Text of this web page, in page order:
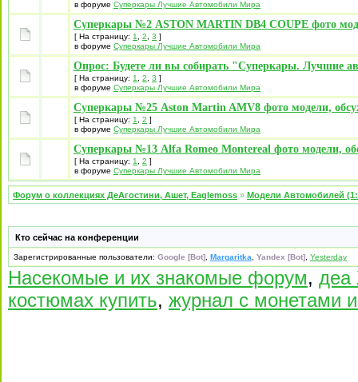
в форуме Суперкары Лучшие Автомобили Mира
Суперкары №2 ASTON MARTIN DB4 COUPE фото
[ На страницу: 1 2 3 ]
в форуме Суперкары Лучшие Автомобили Mира
Опрос: Будете ли вы собирать "Суперкары. Лучшие
[ На страницу: 1 2 3 ]
в форуме Суперкары Лучшие Автомобили Mира
Суперкары №25 Aston Martin AMV8 фото модели,
[ На страницу: 1 2 ]
в форуме Суперкары Лучшие Автомобили Mира
Суперкары №13 Alfa Romeo Montereal фото модели,
[ На страницу: 1 2 ]
в форуме Суперкары Лучшие Автомобили Mира
Форум о коллекциях ДеАгостини, Ашет, Eaglemoss » Модели Автомобилей
Кто сейчас на конференции
Зарегистрированные пользователи: Google [Bot] Margaritka Yandex [Bot] Yesterday
Насекомые и их знакомые форум, деа
костюмах купить, журнал с монетами